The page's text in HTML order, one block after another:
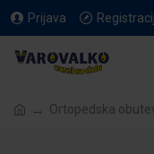
Prijava
Ortopedska